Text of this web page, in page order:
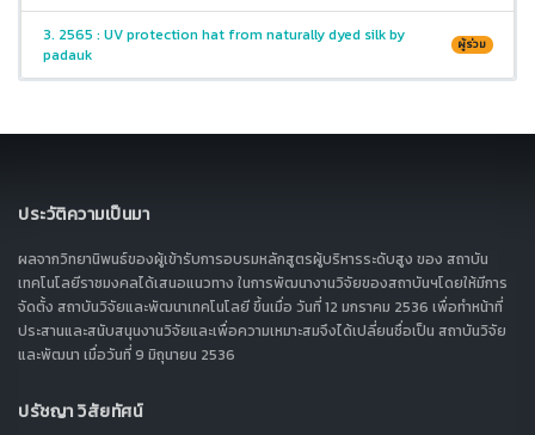
3. 2565 : UV protection hat from naturally dyed silk by
padauk
ผู้ร่วม
ประวัติความเป็นมา
ผลจากวิทยานิพนธ์ของผู้เข้ารับการอบรมหลักสูตรผู้บริหารระดับสูง ของ สถาบัน
เทคโนโลยีราชมงคลได้เสนอแนวทาง ในการพัฒนางานวิจัยของสถาบันฯโดยให้มีการ
จัดตั้ง สถาบันวิจัยและพัฒนาเทคโนโลยี ขึ้นเมื่อ วันที่ 12 มกราคม 2536 เพื่อทำหน้าที่
ประสานและสนับสนุนงานวิจัยและเพื่อความเหมาะสมจึงได้เปลี่ยนชื่อเป็น สถาบันวิจัย
และพัฒนา เมื่อวันที่ 9 มิถุนายน 2536
ปรัชญา วิสัยทัศน์